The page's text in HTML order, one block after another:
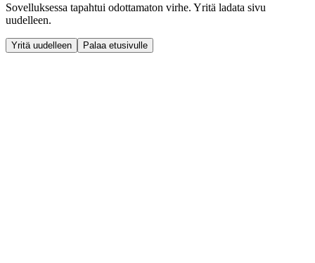
Sovelluksessa tapahtui odottamaton virhe. Yritä ladata sivu
uudelleen.
Yritä uudelleen Palaa etusivulle